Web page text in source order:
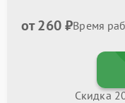
от 260 ₽Время
Скидка